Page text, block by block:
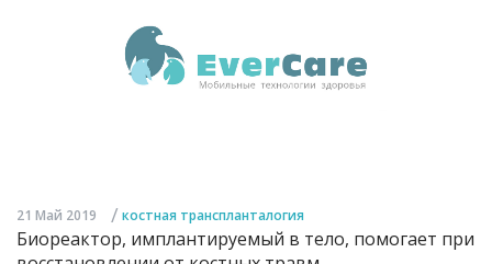
21 Май 2019 / костная транспланталогия
Биореактор, имплантируемый в тело, помогает при